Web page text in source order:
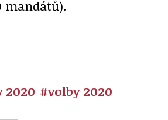
mandátů).
2020 #volby 2020